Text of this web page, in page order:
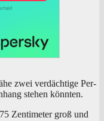
zwei ver­däch­ti­ge Per­
ste­hen könnten.
Zen­ti­me­ter groß und